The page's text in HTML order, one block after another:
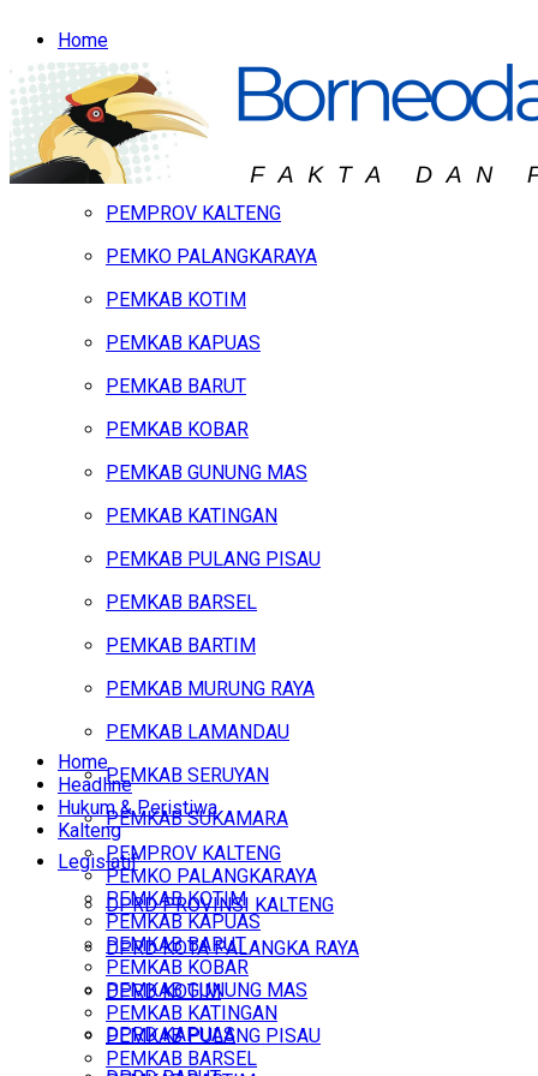
Home
Headline
Hukum & Peristiwa
Kalteng
PEMPROV KALTENG
PEMKO PALANGKARAYA
PEMKAB KOTIM
PEMKAB KAPUAS
PEMKAB BARUT
PEMKAB KOBAR
PEMKAB GUNUNG MAS
PEMKAB KATINGAN
PEMKAB PULANG PISAU
PEMKAB BARSEL
PEMKAB BARTIM
PEMKAB MURUNG RAYA
PEMKAB LAMANDAU
PEMKAB SERUYAN
PEMKAB SUKAMARA
Legislatif
DPRD PROVINSI KALTENG
DPRD KOTA PALANGKA RAYA
DPRD KOTIM
DPRD KAPUAS
Home
Headline
Hukum & Peristiwa
Kalteng
PEMPROV KALTENG
PEMKO PALANGKARAYA
PEMKAB KOTIM
PEMKAB KAPUAS
PEMKAB BARUT
PEMKAB KOBAR
PEMKAB GUNUNG MAS
PEMKAB KATINGAN
PEMKAB PULANG PISAU
PEMKAB BARSEL